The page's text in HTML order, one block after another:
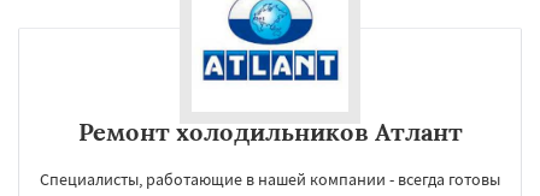
Ремонт холодильников Атлант
Специалисты, работающие в нашей компании - всегда готовы